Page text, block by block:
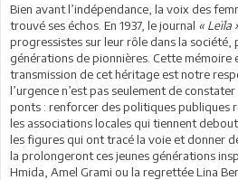
Bien avant l’indépendance, la voix des
trouvé ses échos. En 1937, le journal « Leïla
progressistes sur leur rôle dans la société,
générations de pionnières. Cette mémoire
transmission de cet héritage est notre
l’urgence n’est pas seulement de
ponts : renforcer des politiques publiques
les associations locales qui tiennent
les figures qui ont tracé la voie et donner
la prolongeront ces jeunes générations
Hmida, Amel Grami ou la regrettée Lina